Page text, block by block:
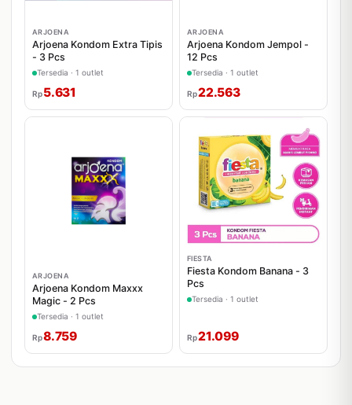
ARJOENA
Arjoena Kondom Extra Tipis
- 3 Pcs
Tersedia · 1 outlet
Rp 5.631
ARJOENA
Arjoena Kondom Jempol -
12 Pcs
Tersedia · 1 outlet
Rp22.563
ARJOENA
Arjoena Kondom Maxxx
Magic - 2 Pcs
Tersedia · 1 outlet
Rp8.759
FIESTA
Fiesta Kondom Banana - 3
Pcs
Tersedia · 1 outlet
Rp21.099